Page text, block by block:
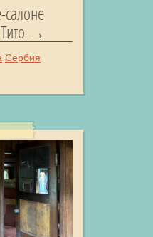
салоне
Сербия